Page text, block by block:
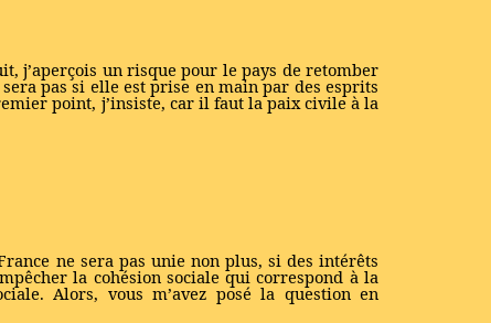
j’aperçois un risque pour le pays de retomber
pas si elle est prise en main par des esprits
point, j’insiste, car il faut la paix civile à la
ne sera pas unie non plus, si des intérêts
la cohésion sociale qui correspond à la
Alors, vous m’avez posé la question en